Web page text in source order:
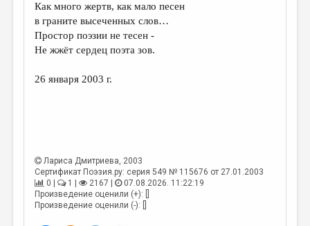
КНИЖНАЯ ПОЛКА
ОБЗОР ЛИТЕРАТУРЫ
ОБЪЯВЛЕНИЯ
ОТ РЕДАКЦИИ
МАЛАЯ ПРОЗА
ЭССЕИСТИКА
Как много жертв, как мало песен
в граните высеченных слов…
Простор поэзии не тесен -
Не жжёт сердец поэта зов.
26 января 2003 г.
Лариса Дмитриева, 2003
Сертификат Поэзия.ру: серия 549 № 115676 от 27.01.2003
0 |
1 | 2167 |
07.08.2026. 11:22:19
Произведение оценили (+): []
Произведение оценили (-): []